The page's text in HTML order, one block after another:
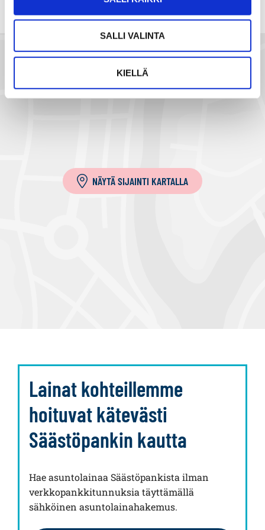
SALLI VALINTA
KIELLÄ
k
ö
p
t
NÄYTÄ SIJAINTI KARTALLA
Lainat kohteillemme
hoituvat kätevästi
Säästöpankin kautta
Hae asuntolainaa Säästöpankista ilman
verkkopankkitunnuksia täyttämällä
sähköinen asuntolainahakemus.